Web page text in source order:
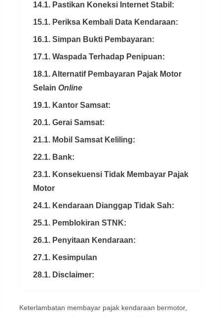
14.1. Pastikan Koneksi Internet Stabil:
15.1. Periksa Kembali Data Kendaraan:
16.1. Simpan Bukti Pembayaran:
17.1. Waspada Terhadap Penipuan:
18.1. Alternatif Pembayaran Pajak Motor
Selain Online
19.1. Kantor Samsat:
20.1. Gerai Samsat:
21.1. Mobil Samsat Keliling:
22.1. Bank:
23.1. Konsekuensi Tidak Membayar Pajak
Motor
24.1. Kendaraan Dianggap Tidak Sah:
25.1. Pemblokiran STNK:
26.1. Penyitaan Kendaraan:
27.1. Kesimpulan
28.1. Disclaimer:
Keterlambatan membayar pajak kendaraan bermotor,